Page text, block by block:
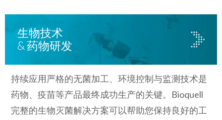
生物技术
& 药物研发
持续应用严格的无菌加工、环境控制与监测技术是
药物、疫苗等产品最终成功生产的关键。Bioquell
完整的生物灭菌解决方案可以帮助您保持良好的工